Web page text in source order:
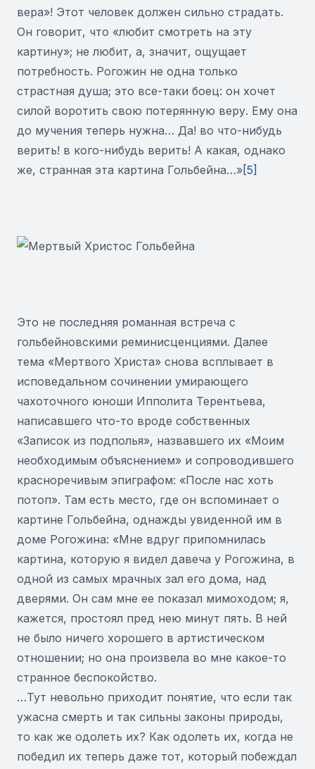
вера»! Этот человек должен сильно страдать.
Он говорит, что «любит смотреть на эту
картину»; не любит, а, значит, ощущает
потребность. Рогожин не одна только
страстная душа; это все-таки боец: он хочет
силой воротить свою потерянную веру. Ему она
до мучения теперь нужна… Да! во что-нибудь
верить! в кого-нибудь верить! А какая, однако
же, странная эта картина Гольбейна…»[5]
Это не последняя романная встреча с
гольбейновскими реминисценциями. Далее
тема «Мертвого Христа» снова всплывает в
исповедальном сочинении умирающего
чахоточного юноши Ипполита Терентьева,
написавшего что-то вроде собственных
«Записок из подполья», назвавшего их «Моим
необходимым объяснением» и сопроводившего
красноречивым эпиграфом: «После нас хоть
потоп». Там есть место, где он вспоминает о
картине Гольбейна, однажды увиденной им в
доме Рогожина: «Мне вдруг припомнилась
картина, которую я видел давеча у Рогожина, в
одной из самых мрачных зал его дома, над
дверями. Он сам мне ее показал мимоходом; я,
кажется, простоял пред нею минут пять. В ней
не было ничего хорошего в артистическом
отношении; но она произвела во мне какое-то
странное беспокойство.
…Тут невольно приходит понятие, что если так
ужасна смерть и так сильны законы природы,
то как же одолеть их? Как одолеть их, когда не
победил их теперь даже тот, который побеждал